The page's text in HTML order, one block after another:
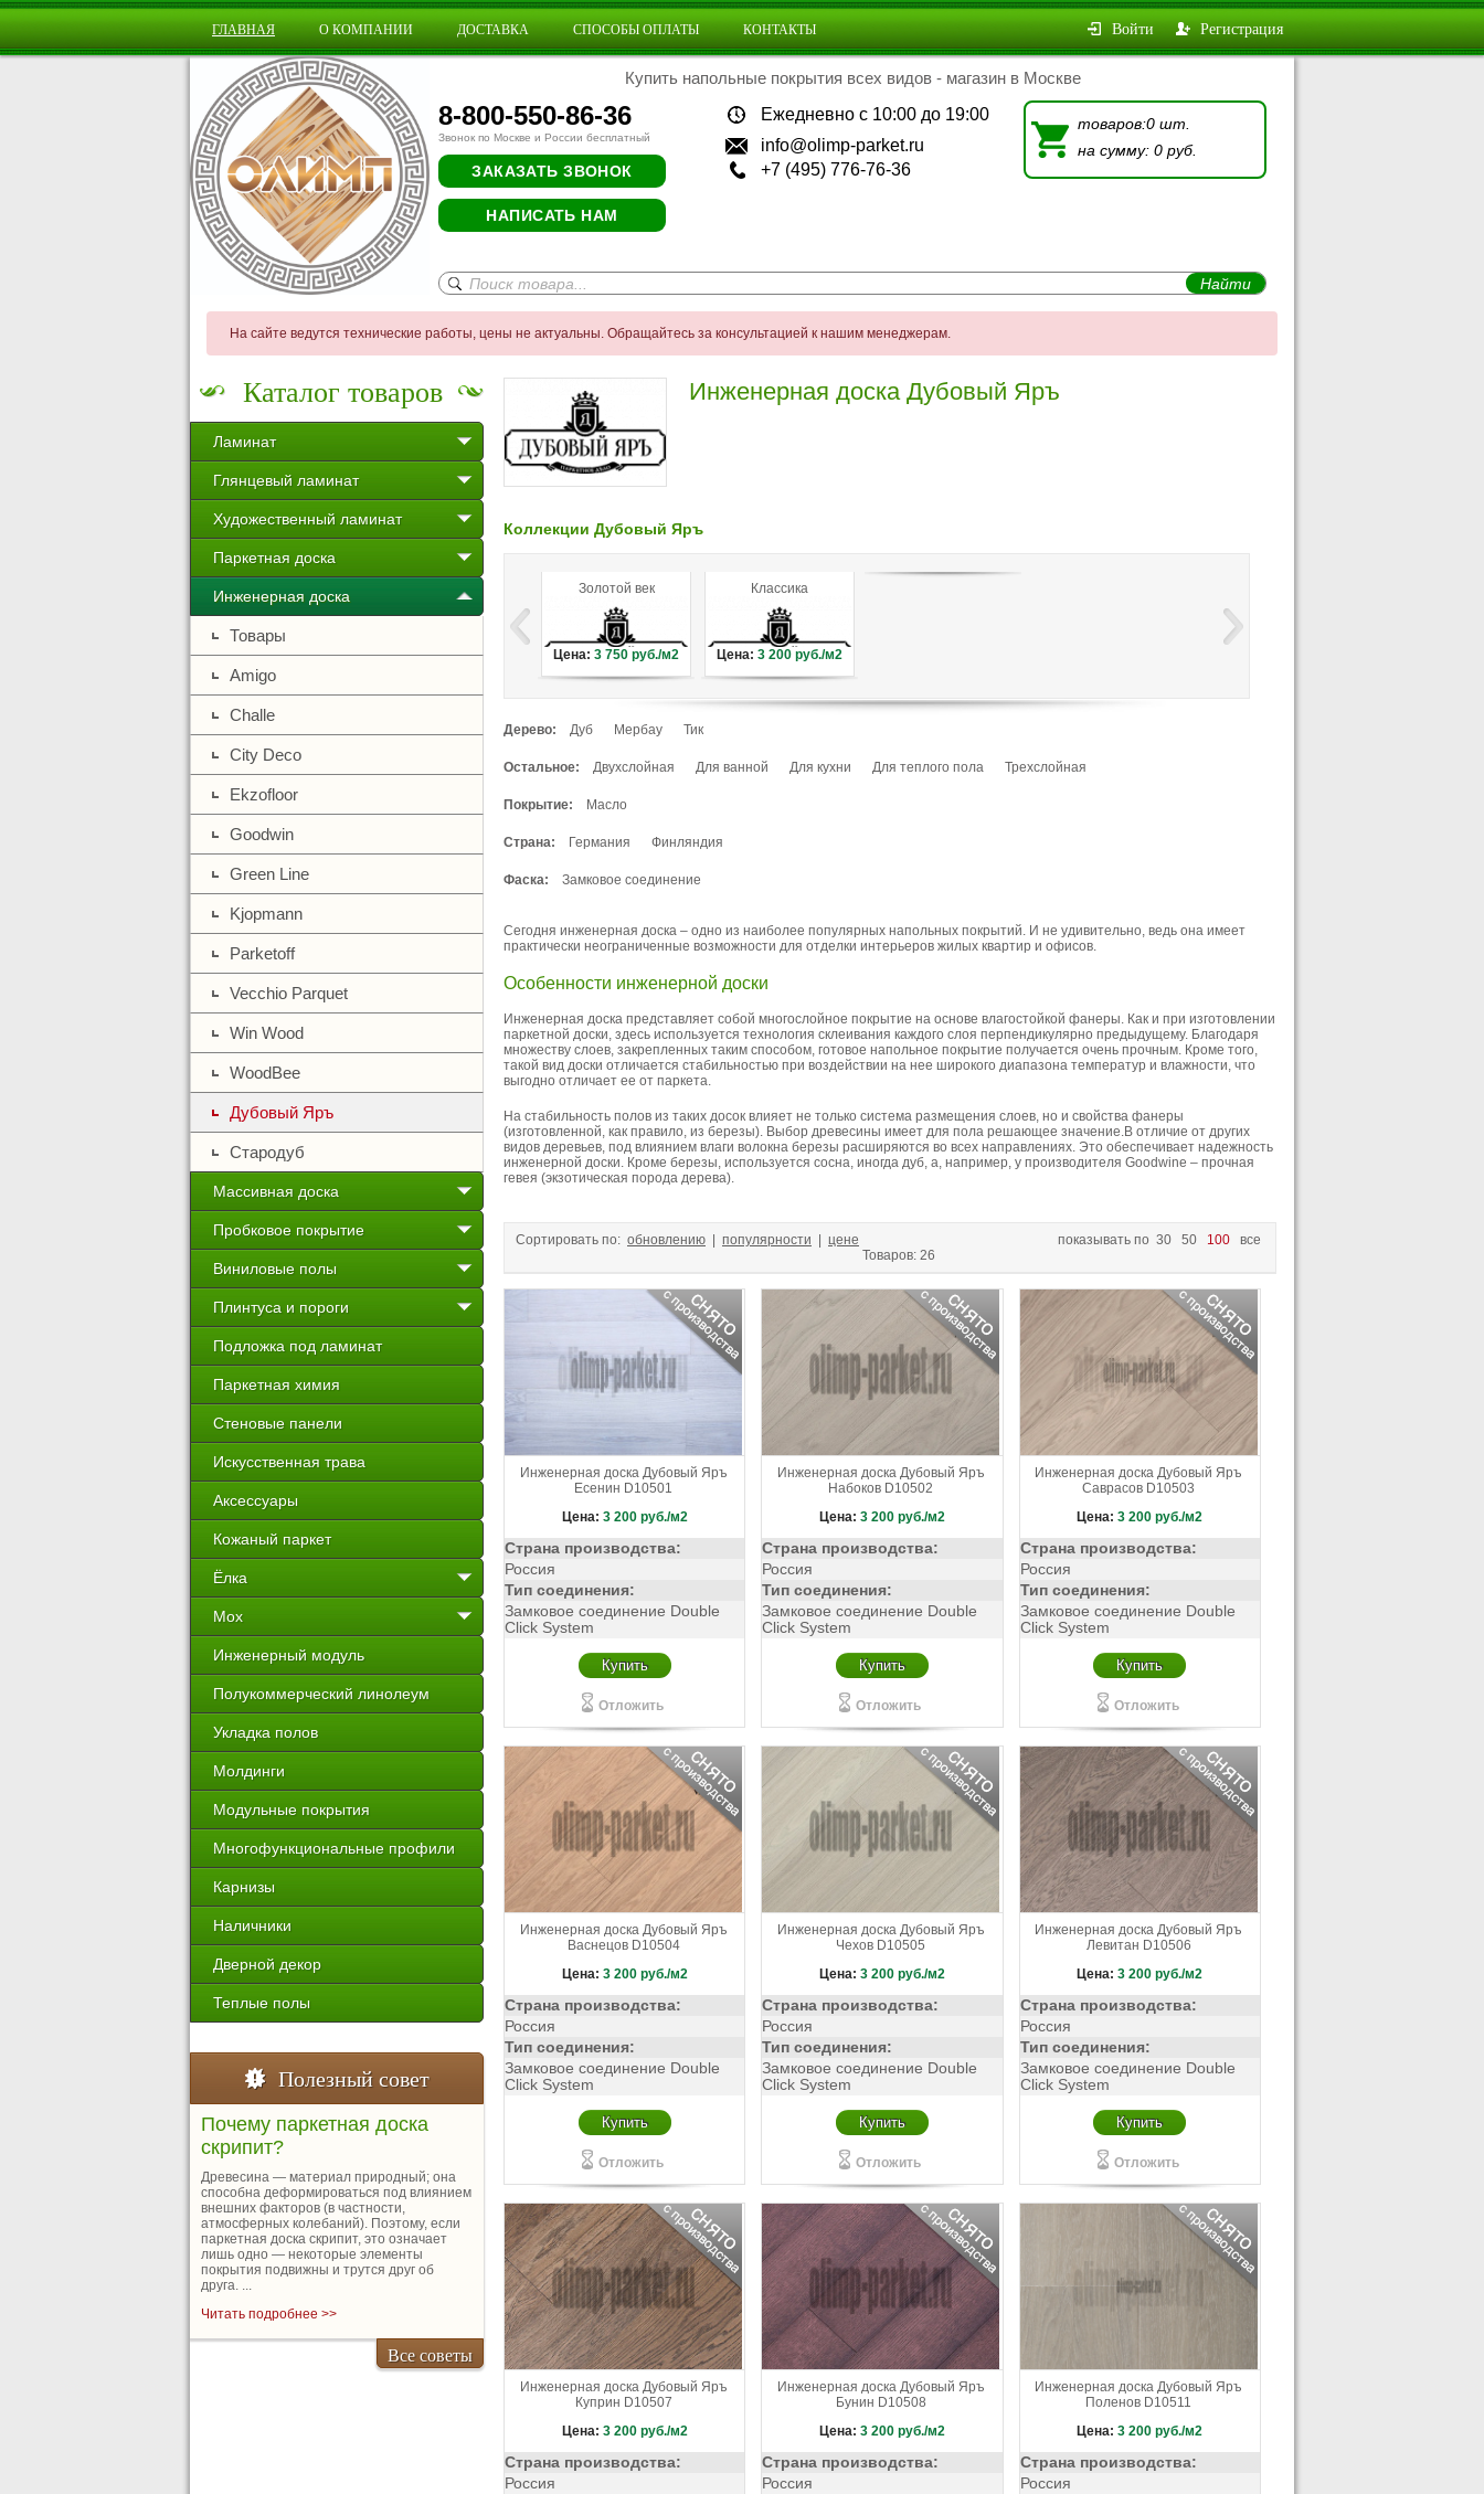
ГЛАВНАЯ О КОМПАНИИ ДОСТАВКА СПОСОБЫ ОПЛАТЫ КОНТАКТЫ Войти Регистрация
Купить напольные покрытия всех видов - магазин в Москве
8-800-550-86-36
Звонок по Москве и России бесплатный
ЗАКАЗАТЬ ЗВОНОК
НАПИСАТЬ НАМ
Ежедневно с 10:00 до 19:00
info@olimp-parket.ru
+7 (495) 776-76-36
товаров:0 шт.
на сумму: 0 руб.
На сайте ведутся технические работы, цены не актуальны. Обращайтесь за консультацией к нашим менеджерам.
Каталог товаров
Ламинат
Глянцевый ламинат
Художественный ламинат
Паркетная доска
Инженерная доска
Товары
Amigo
Challe
City Deco
Ekzofloor
Goodwin
Green Line
Kjopmann
Parketoff
Vecchio Parquet
Win Wood
WoodBee
Дубовый Яръ
Стародуб
Массивная доска
Пробковое покрытие
Виниловые полы
Плинтуса и пороги
Подложка под ламинат
Паркетная химия
Стеновые панели
Искусственная трава
Аксессуары
Кожаный паркет
Ёлка
Мох
Инженерный модуль
Полукоммерческий линолеум
Укладка полов
Молдинги
Модульные покрытия
Многофункциональные профили
Карнизы
Наличники
Дверной декор
Теплые полы
Полезный совет
Почему паркетная доска
скрипит?
Древесина — материал природный; она
способна деформироваться под влиянием
внешних факторов (в частности,
атмосферных колебаний). Поэтому, если
паркетная доска скрипит, это означает
лишь одно — некоторые элементы
покрытия подвижны и трутся друг об
друга. ...
Читать подробнее >>
Все советы
Инженерная доска Дубовый Яръ
Коллекции Дубовый Яръ
Золотой век
Цена: 3 750 руб./м2
Классика
Цена: 3 200 руб./м2
Дерево: Дуб Мербау Тик
Остальное: Двухслойная Для ванной Для кухни Для теплого пола Трехслойная
Покрытие: Масло
Страна: Германия Финляндия
Фаска: Замковое соединение
Сегодня инженерная доска – одно из наиболее популярных напольных покрытий. И не удивительно, ведь она имеет
практически неограниченные возможности для отделки интерьеров жилых квартир и офисов.
Особенности инженерной доски
Инженерная доска представляет собой многослойное покрытие на основе влагостойкой фанеры. Как и при изготовлении
паркетной доски, здесь используется технология склеивания каждого слоя перпендикулярно предыдущему. Благодаря
множеству слоев, закрепленных таким способом, готовое напольное покрытие получается очень прочным. Кроме того,
такой вид доски отличается стабильностью при воздействии на нее широкого диапазона температур и влажности, что
выгодно отличает ее от паркета.
На стабильность полов из таких досок влияет не только система размещения слоев, но и свойства фанеры
(изготовленной, как правило, из березы). Выбор древесины имеет для пола решающее значение.В отличие от других
видов деревьев, под влиянием влаги волокна березы расширяются во всех направлениях. Это обеспечивает надежность
инженерной доски. Кроме березы, используется сосна, иногда дуб, а, например, у производителя Goodwine – прочная
гевея (экзотическая порода дерева).
Сортировать по: обновлению | популярности | цене показывать по 30 50 100
все
Товаров: 26
Инженерная доска Дубовый Яръ
Есенин D10501
Цена: 3 200 руб./м2
Страна производства:
Россия
Тип соединения:
Замковое соединение Double
Click System
Купить
Отложить
Инженерная доска Дубовый Яръ
Набоков D10502
Цена: 3 200 руб./м2
Страна производства:
Россия
Тип соединения:
Замковое соединение Double
Click System
Купить
Отложить
Инженерная доска Дубовый Яръ
Саврасов D10503
Цена: 3 200руб./м2
Страна производства:
Россия
Тип соединения:
Замковое соединение Double
Click System
Купить
Отложить
Инженерная доска Дубовый Яръ
Васнецов D10504
Цена: 3 200 руб./м2
Страна производства:
Россия
Тип соединения:
Замковое соединение Double
Click System
Купить
Отложить
Инженерная доска Дубовый Яръ
Чехов D10505
Цена: 3 200 руб./м2
Страна производства:
Россия
Тип соединения:
Замковое соединение Double
Click System
Купить
Отложить
Инженерная доска Дубовый Яръ
Левитан D10506
Цена: 3 200руб./м2
Страна производства:
Россия
Тип соединения:
Замковое соединение Double
Click System
Купить
Отложить
Инженерная доска Дубовый Яръ
Куприн D10507
Цена: 3 200 руб./м2
Страна производства:
Россия
Инженерная доска Дубовый Яръ
Бунин D10508
Цена: 3 200 руб./м2
Страна производства:
Россия
Инженерная доска Дубовый Яръ
Поленов D10511
Цена: 3 200руб./м2
Страна производства:
Россия